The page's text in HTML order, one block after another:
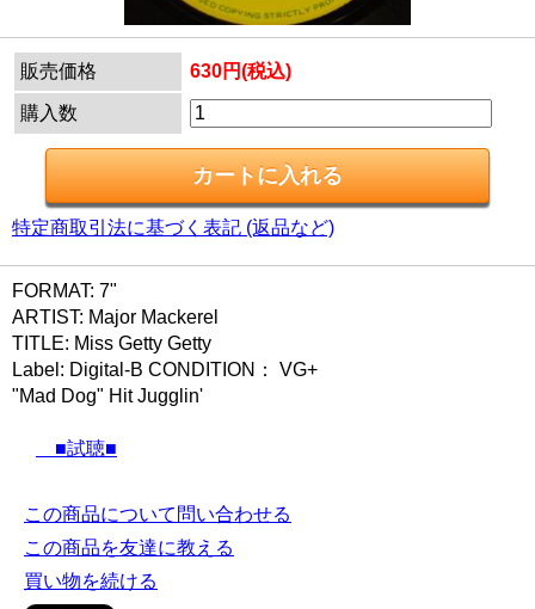
販売価格 630円(税込)
購入数
特定商取引法に基づく表記 (返品など)
FORMAT: 7"
ARTIST: Major Mackerel
TITLE: Miss Getty Getty
Label: Digital-B CONDITION： VG+
"Mad Dog" Hit Jugglin'
■試聴■
この商品について問い合わせる
この商品を友達に教える
買い物を続ける